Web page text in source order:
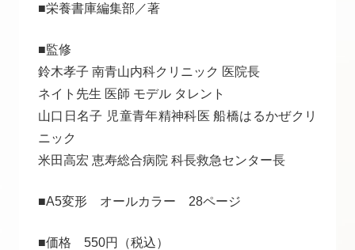
■栄養書庫編集部／著
■監修
鈴木孝子 南青山内科クリニック 医院長
ネイト先生 医師 モデル タレント
山口日名子 児童青年精神科医 船橋はるかぜクリ
ニック
米田高宏 恵寿総合病院 科長救急センター長
■A5変形 オールカラー 28ページ
■価格 550円（税込）